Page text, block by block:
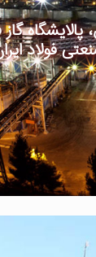
فولاد